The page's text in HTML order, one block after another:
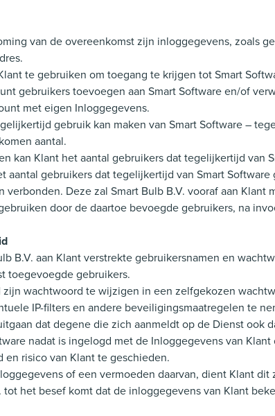
van de overeenkomst zijn inloggegevens, zoals
te gebruiken om toegang te krijgen tot Smart
gebruikers toevoegen aan Smart Software en/of
met eigen Inloggegevens.
gebruik kan maken van Smart Software –
aantal.
kan Klant het aantal gebruikers dat tegelijkertijd van
aantal gebruikers dat tegelijkertijd van Smart
Deze zal Smart Bulb B.V. vooraf aan Klant
door de daartoe bevoegde gebruikers, na
B.V. aan Klant verstrekte gebruikersnamen en
toegevoegde gebruikers.
wachtwoord te wijzigen in een zelfgekozen
IP-filters en andere beveiligingsmaatregelen te
dat degene die zich aanmeldt op de Dienst
nadat is ingelogd met de Inloggegevens van
risico van Klant te geschieden.
of een vermoeden daarvan, dient Klant
tot het besef komt dat de inloggegevens van Klant